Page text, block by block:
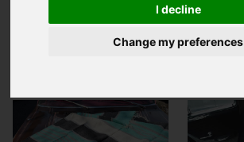
I decline
Change my preferences